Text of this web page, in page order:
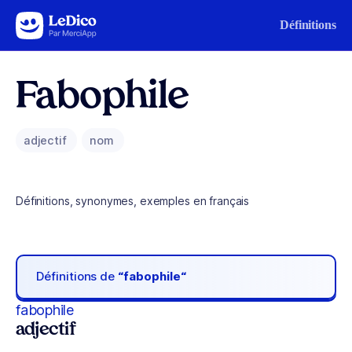
Aller au contenu Définitions
Fabophile
adjectif nom
Définitions, synonymes, exemples en français
Définitions de “fabophile“
fabophile
adjectif